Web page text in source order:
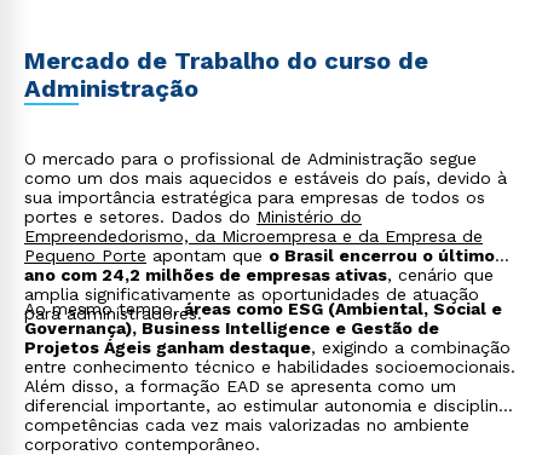
Mercado de Trabalho do curso de
Administração
O mercado para o profissional de Administração segue
como um dos mais aquecidos e estáveis do país, devido à
sua importância estratégica para empresas de todos os
portes e setores. Dados do Ministério do
Empreendedorismo, da Microempresa e da Empresa de
Pequeno Porte apontam que o Brasil encerrou o último
ano com 24,2 milhões de empresas ativas, cenário que
amplia significativamente as oportunidades de atuação
para administradores.
Ao mesmo tempo,áreas como ESG (Ambiental, Social e
Governança), Business Intelligence e Gestão de
Projetos Ágeis ganham destaque, exigindo a combinação
entre conhecimento técnico e habilidades socioemocionais.
Além disso, a formação EAD se apresenta como um
diferencial importante, ao estimular autonomia e disciplina,
competências cada vez mais valorizadas no ambiente
corporativo contemporâneo.